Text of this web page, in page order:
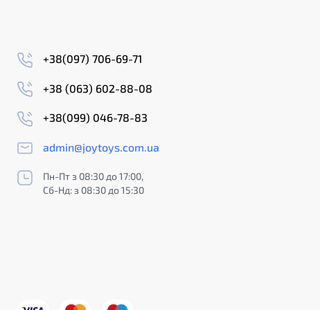
+38(097) 706-69-71
+38 (063) 602-88-08
+38(099) 046-78-83
admin@joytoys.com.ua
Пн-Пт з 08:30 до 17:00,
Сб-Нд: з 08:30 до 15:30